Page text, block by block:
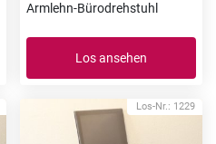
Armlehn-Bürodrehstuhl
Los ansehen
Los-Nr.: 1229